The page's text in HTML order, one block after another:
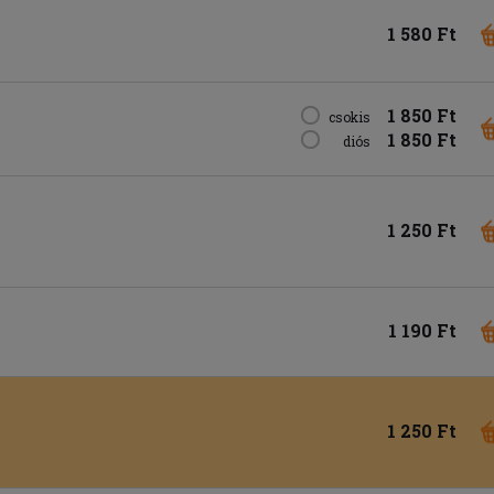
1 580 Ft
csokis 1 850 Ft
diós 1 850 Ft
1 250 Ft
1 190 Ft
1 250 Ft